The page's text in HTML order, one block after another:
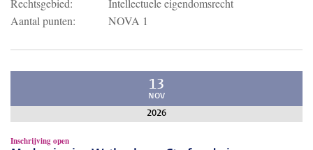
Rechtsgebied:
Intellectuele eigendomsrecht
Aantal punten:
NOVA 1
13
NOV
2026
Inschrijving open